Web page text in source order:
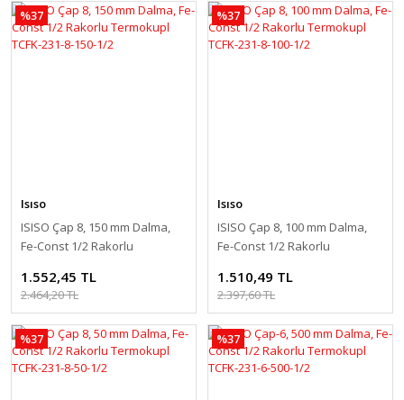
%37
Isıso
ISISO Çap 8, 150 mm Dalma,
Fe-Const 1/2 Rakorlu
1.552,45 TL
2.464,20 TL
%37
Isıso
ISISO Çap 8, 100 mm Dalma,
Fe-Const 1/2 Rakorlu
1.510,49 TL
2.397,60 TL
%37 %37